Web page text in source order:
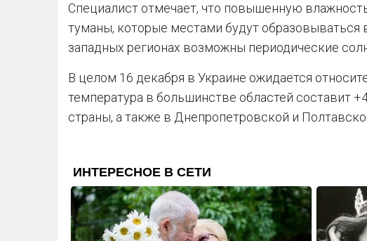
Специалист отмечает, что повышенную
туманы, которые местами будут образовываться
западных регионах возможны периодические
В целом 16 декабря в Украине ожидается
температура в большинстве областей составит
страны, а также в Днепропетровской и